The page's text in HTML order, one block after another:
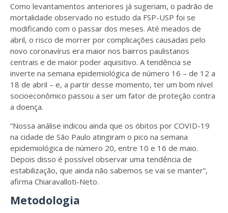
Como levantamentos anteriores já sugeriam, o padrão de
mortalidade observado no estudo da FSP-USP foi se
modificando com o passar dos meses. Até meados de
abril, o risco de morrer por complicações causadas pelo
novo coronavírus era maior nos bairros paulistanos
centrais e de maior poder aquisitivo. A tendência se
inverte na semana epidemiológica de número 16 – de 12 a
18 de abril – e, a partir desse momento, ter um bom nível
socioeconômico passou a ser um fator de proteção contra
a doença.
“Nossa análise indicou ainda que os óbitos por COVID-19
na cidade de São Paulo atingiram o pico na semana
epidemiológica de número 20, entre 10 e 16 de maio.
Depois disso é possível observar uma tendência de
estabilização, que ainda não sabemos se vai se manter”,
afirma Chiaravalloti-Neto.
Metodologia